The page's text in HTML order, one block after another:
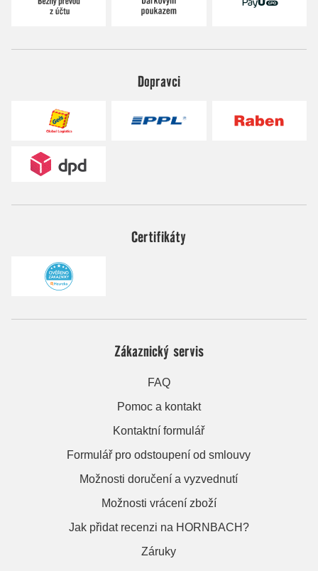
Dopravci
Certifikáty
Zákaznický servis
FAQ
Pomoc a kontakt
Kontaktní formulář
Formulář pro odstoupení od smlouvy
Možnosti doručení a vyzvednutí
Možnosti vrácení zboží
Jak přidat recenzi na HORNBACH?
Záruky